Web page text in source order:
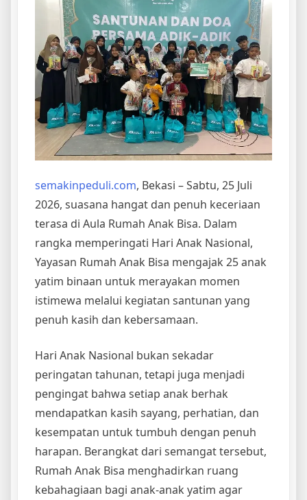
semakinpeduli.com, Bekasi – Sabtu, 25 Juli
2026, suasana hangat dan penuh keceriaan
terasa di Aula Rumah Anak Bisa. Dalam
rangka memperingati Hari Anak Nasional,
Yayasan Rumah Anak Bisa mengajak 25 anak
yatim binaan untuk merayakan momen
istimewa melalui kegiatan santunan yang
penuh kasih dan kebersamaan.
Hari Anak Nasional bukan sekadar
peringatan tahunan, tetapi juga menjadi
pengingat bahwa setiap anak berhak
mendapatkan kasih sayang, perhatian, dan
kesempatan untuk tumbuh dengan penuh
harapan. Berangkat dari semangat tersebut,
Rumah Anak Bisa menghadirkan ruang
kebahagiaan bagi anak-anak yatim agar